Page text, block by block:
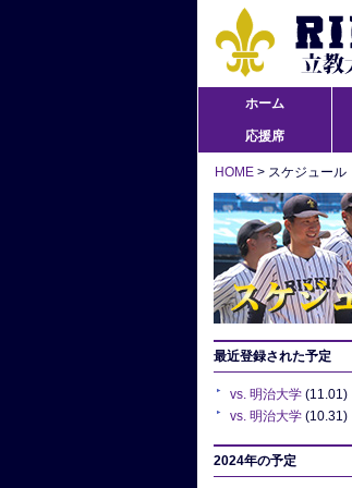
ホーム
応援席
HOME > スケジュール
最近登録された予定
vs. 明治大学 (11.01)
vs. 明治大学 (10.31)
2024年の予定